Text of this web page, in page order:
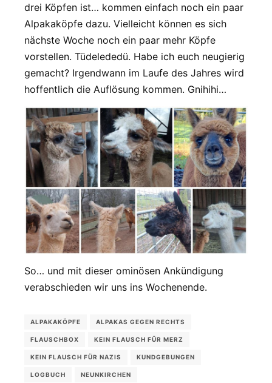
drei Köpfen ist… kommen einfach noch ein paar
Alpakaköpfe dazu. Vielleicht können es sich
nächste Woche noch ein paar mehr Köpfe
vorstellen. Tüdelededü. Habe ich euch neugierig
gemacht? Irgendwann im Laufe des Jahres wird
hoffentlich die Auflösung kommen. Gnihihi…
So… und mit dieser ominösen Ankündigung
verabschieden wir uns ins Wochenende.
ALPAKAKÖPFE ALPAKAS GEGEN RECHTS
FLAUSCHBOX KEIN FLAUSCH FÜR MERZ
KEIN FLAUSCH FÜR NAZIS KUNDGEBUNGEN
LOGBUCH NEUNKIRCHEN